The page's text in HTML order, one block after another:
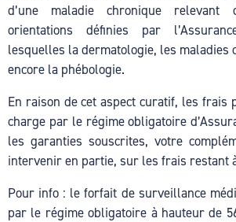
Hacklink panel
Hacklink satın al
Hacklink Panel
Hacklink
Hacklink panel
Hacklink panel
d’une maladie chronique
orientations définies par
lesquelles la dermatologie, les maladies
encore la phébologie.
En raison de cet aspect curatif, les frais
charge par le régime obligatoire
les garanties souscrites, votre
intervenir en partie, sur les frais restant
Pour info : le forfait de surveillance
par le régime obligatoire à hauteur de